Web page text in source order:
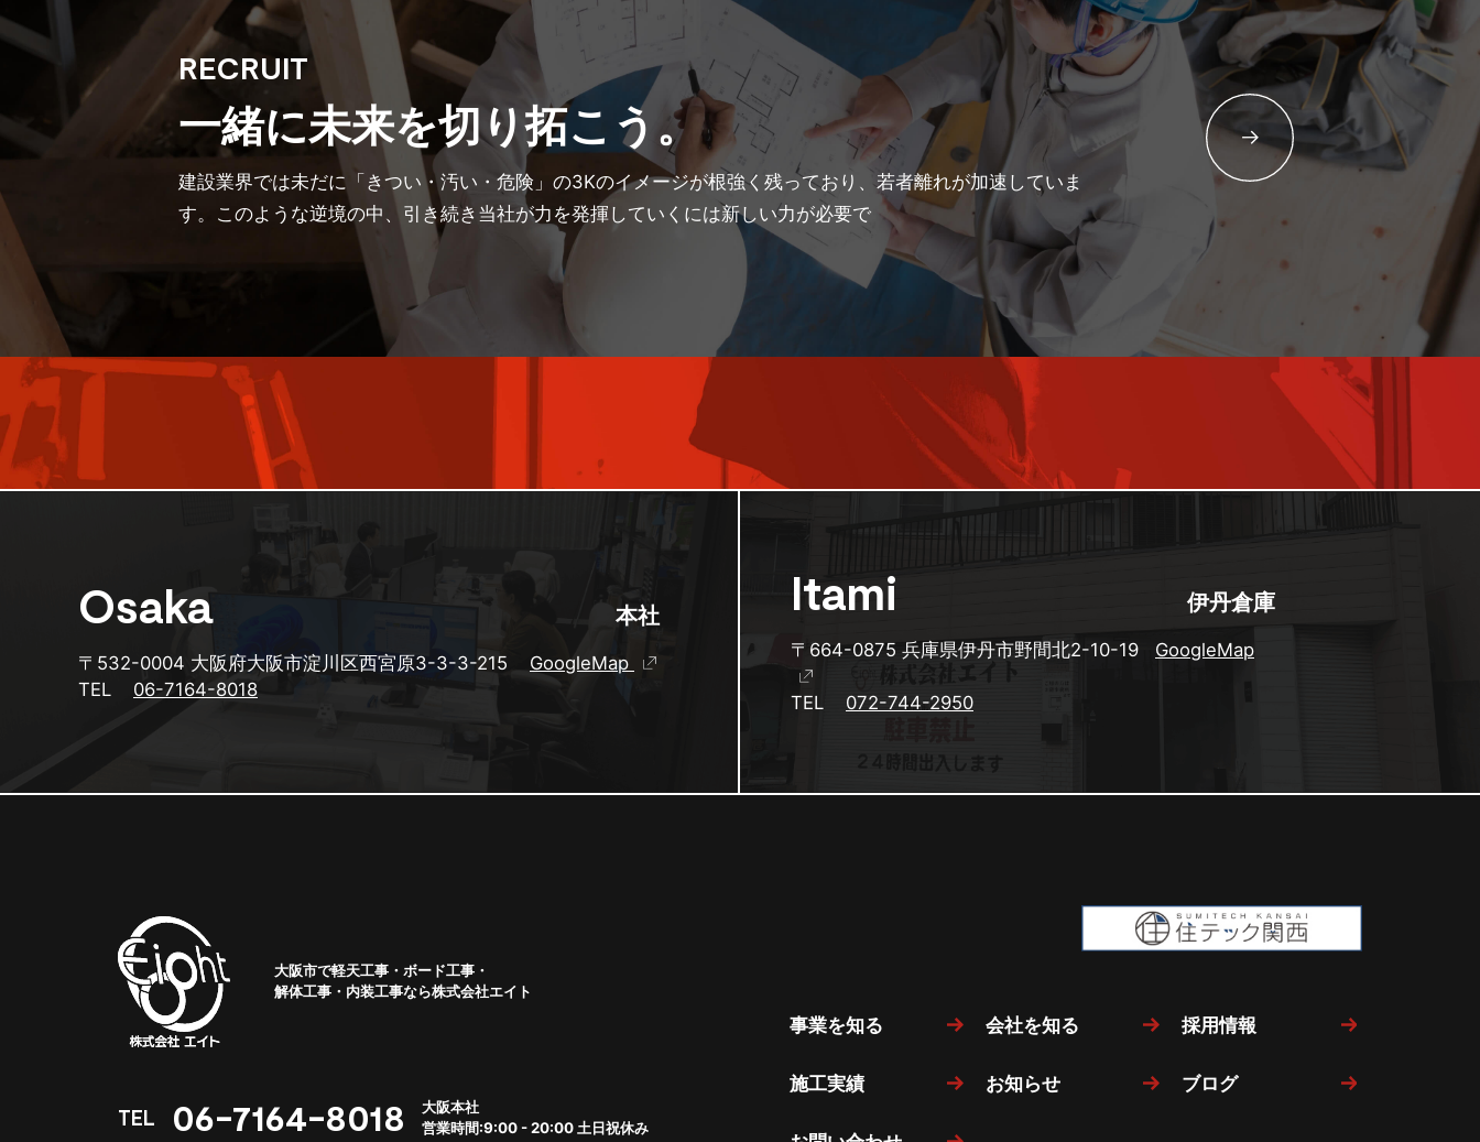
RECRUIT
一緒に未来を切り拓こう。
建設業界では未だに「きつい・汚い・危険」の3Kのイメージが根強く残っており、若者離れが加速していま
す。このような逆境の中、引き続き当社が力を発揮していくには新しい力が必要で
Osaka 本社
〒532-0004 大阪府大阪市淀川区西宮原3-3-3-215
GoogleMap
TEL
06-7164-8018
Itami 伊丹倉庫
〒664-0875 兵庫県伊丹市野間北2-10-19 GoogleMap
TEL 072-744-2950
大阪市で軽天工事・ボード工事・
解体工事・内装工事なら株式会社エイト
TEL 06-7164-8018
大阪本社
営業時間:9:00 - 20:00 土日祝休み
事業を知る 会社を知る 採用情報
施工実績 お知らせ ブログ